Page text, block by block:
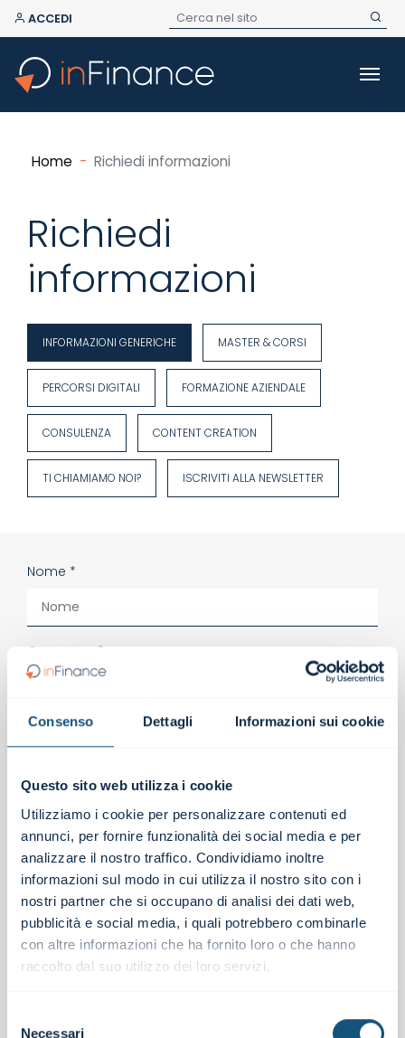
Consenso Dettagli Informazioni sui cookie
Questo sito web utilizza i cookie
Utilizziamo i cookie per personalizzare contenuti ed
annunci, per fornire funzionalità dei social media e per
analizzare il nostro traffico. Condividiamo inoltre
informazioni sul modo in cui utilizza il nostro sito con i
nostri partner che si occupano di analisi dei dati web,
pubblicità e social media, i quali potrebbero combinarle
con altre informazioni che ha fornito loro o che hanno
raccolto dal suo utilizzo dei loro servizi.
Necessari
ACCEDI
Home Richiedi informazioni
Richiedi
informazioni
INFORMAZIONI GENERICHE MASTER & CORSI
PERCORSI DIGITALI FORMAZIONE AZIENDALE
CONSULENZA CONTENT CREATION
TI CHIAMIAMO NOI? ISCRIVITI ALLA NEWSLETTER
Nome *
Cognome *
Email *
Telefono *
Messaggio